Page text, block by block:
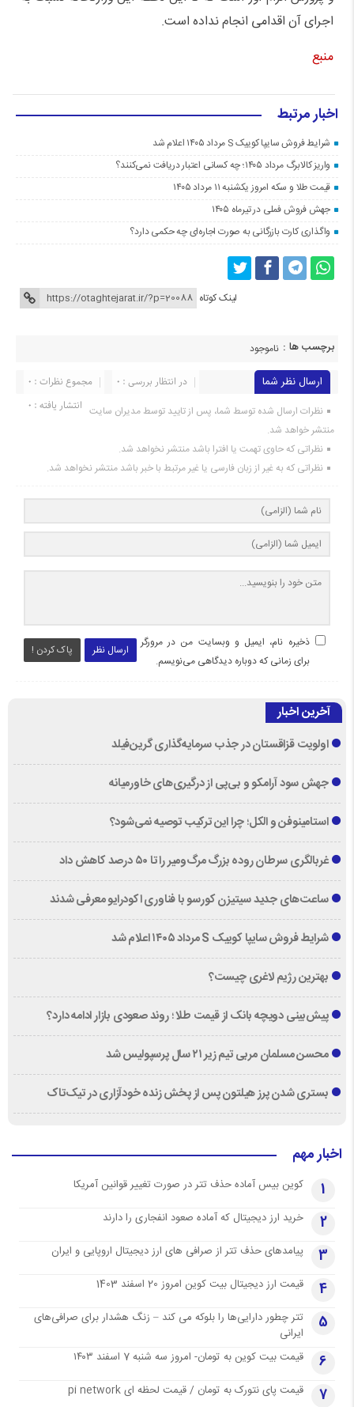
اجرای آن اقدامی انجام نداده است.
منبع
اخبار مرتبط
شرایط فروش سایپا کوییک S مرداد ۱۴۰۵ اعلام شد
واریز کالابرگ مرداد ۱۴۰۵؛ چه کسانی اعتبار دریافت نمی‌کنند؟
قیمت طلا و سکه امروز یکشنبه ۱۱ مرداد ۱۴۰۵
جهش فروش فملی در تیرماه ۱۴۰۵
واگذاری کارت بازرگانی به صورت اجاره‌ای چه حکمی دارد؟
لینک کوتاه
برچسب ها : ناموجود
ارسال نظر شما مجموع نظرات : 0
در انتظار بررسی : 0
انتشار یافته : 0 نظرات ارسال شده توسط شما، پس از تایید توسط مدیران سایت
منتشر خواهد شد.
نظراتی که حاوی تهمت یا افترا باشد منتشر نخواهد شد.
نظراتی که به غیر از زبان فارسی یا غیر مرتبط با خبر باشد منتشر نخواهد شد.
ارسال نظر پاک کردن !
ذخیره نام، ایمیل و وبسایت من در مرورگر
برای زمانی که دوباره دیدگاهی می‌نویسم.
آخرین اخبار
اولویت قزاقستان در جذب سرمایه‌گذاری گرین‌فیلد
جهش سود آرامکو و بی‌پی از درگیری‌های خاورمیانه
استامینوفن و الکل؛ چرا این ترکیب توصیه نمی‌شود؟
غربالگری سرطان روده بزرگ مرگ‌ومیر را تا ۵۰ درصد کاهش داد
ساعت‌های جدید سیتیزن کورسو با فناوری اکودرایو معرفی شدند
شرایط فروش سایپا کوییک S مرداد ۱۴۰۵ اعلام شد
بهترین رژیم لاغری چیست؟
پیش‌بینی دویچه‌ بانک از قیمت طلا ؛ روند صعودی بازار ادامه دارد؟
محسن مسلمان مربی تیم زیر ۲۱ سال پرسپولیس شد
بستری شدن پرز هیلتون پس از پخش زنده خودآزاری در تیک‌تاک
اخبار مهم
1 کوین بیس آماده حذف تتر در صورت تغییر قوانین آمریکا
2 خرید ارز دیجیتال که آماده صعود انفجاری را دارند
3 پیامدهای حذف تتر از صرافی های ارز دیجیتال اروپایی و ایران
4 قیمت ارز دیجیتال بیت کوین امروز 20 اسفند 1403
5
تتر چطور دارایی‌ها را بلوکه می کند – زنگ هشدار برای صرافی‌های
ایرانی
6 قیمت بیت کوین به تومان- امروز سه شنبه 7 اسفند ۱۴۰۳
7 قیمت پای نتورک به تومان / قیمت لحظه ای pi network